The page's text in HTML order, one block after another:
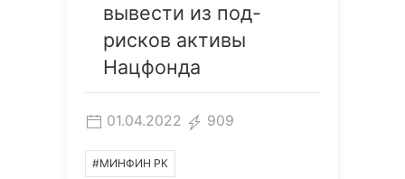
вывести из под-
рисков активы
Нацфонда
01.04.2022 909
#МИНФИН РК